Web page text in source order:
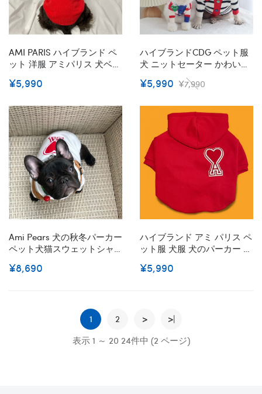
AMI PARIS ハイブランド ペ
ット 洋服 アミパリス 犬ベス
ル 白いシャツ 畳に着る 冬の
かい ファッション犬の秋冬
服 ルームウェア 小大型ペッ
ト
¥5,990
ハイブランドCDG ペット服
犬 ニットセーター かわいい
犬のカーディガン 保温 川久
保玲ドッグウェア おしゃれ
き 着こなしやすい 猫服 ファ
ッション 犬 洋服 お散歩 2色
XS - 2XL
¥5,990 ¥7,990
Ami Pears 犬の秋冬パーカー
ペット犬猫スウェットシャ
ペット洋服 流行りハート柄
シャツ 厚手トレーナーシャ
ツ XS~2XL 小中大型ペット
¥8,690
ハイブランド アミ パリス ペ
ット服 犬服 犬のパーカー 裏
トレーナーシャツ 厚手 暖か
¥5,990
1 2 >
>|
表示 1 ～ 20 24件中 (2 ページ)